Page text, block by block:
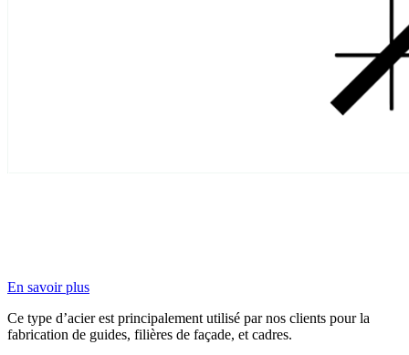
En savoir plus
Ce type d’acier est principalement utilisé par nos clients pour la
fabrication de guides, filières de façade, et cadres.